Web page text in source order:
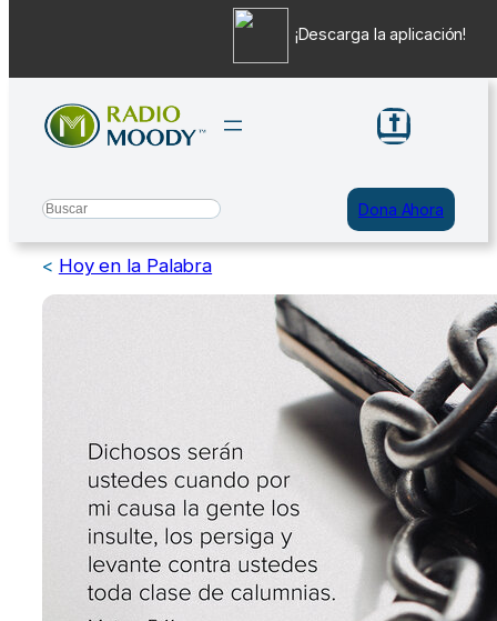
contenido
Search Dona Ahora
< Hoy en la Palabra
¡Descarga la aplicación!